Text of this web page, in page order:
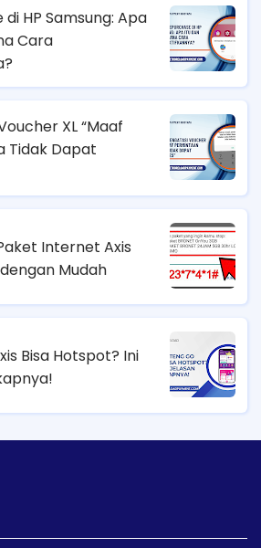
HP Samsung: Apa
Cara
XL “Maaf
Tidak Dapat
Internet Axis
Mudah
Bisa Hotspot? Ini